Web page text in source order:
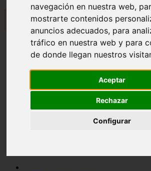
navegación en nuestra web,
mostrarte contenidos
anuncios adecuados, para
tráfico en nuestra web y para
de donde llegan nuestros
Aceptar
Rechazar
Configurar